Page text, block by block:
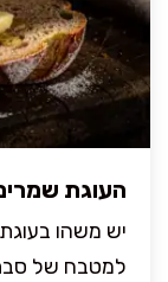
העוגת
יש משהו
למטבח של